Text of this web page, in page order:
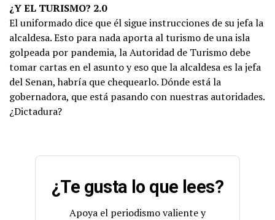
¿Y EL TURISMO? 2.0
El uniformado dice que él sigue instrucciones de su jefa la
alcaldesa. Esto para nada aporta al turismo de una isla
golpeada por pandemia, la Autoridad de Turismo debe
tomar cartas en el asunto y eso que la alcaldesa es la jefa
del Senan, habría que chequearlo. Dónde está la
gobernadora, que está pasando con nuestras autoridades.
¿Dictadura?
¿Te gusta lo que lees?
Apoya el periodismo valiente y